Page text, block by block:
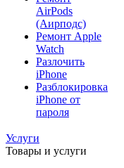
AirPods
(Аирподс)
Ремонт Apple
Watch
Разлочить
iPhone
Разблокировка
iPhone от
пароля
Услуги
Товары и услуги